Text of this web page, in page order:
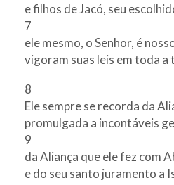
e filhos de Jacó, seu
7
ele mesmo, o Senhor, é
vigoram suas leis em toda a
8
Ele sempre se recorda da
promulgada a incontáveis
9
da Aliança que ele fez com
e do seu santo juramento a